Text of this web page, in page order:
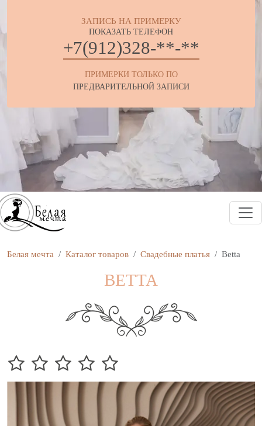
ЗАПИСЬ НА ПРИМЕРКУ
ПОКАЗАТЬ ТЕЛЕФОН
+7(912)328-**-**
ПРИМЕРКИ ТОЛЬКО ПО
ПРЕДВАРИТЕЛЬНОЙ ЗАПИСИ
Белая мечта Каталог товаров Свадебные платья Betta
BETTA